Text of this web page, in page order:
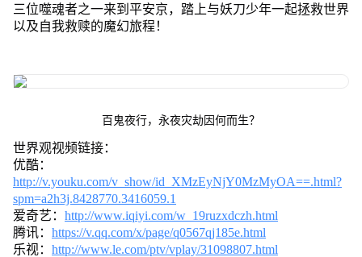
三位噬魂者之一来到平安京，踏上与妖刀少年一起拯救世界
以及自我救赎的魔幻旅程！
百鬼夜行，永夜灾劫因何而生？
世界观视频链接：
优酷：
http://v.youku.com/v_show/id_XMzEyNjY0MzMyOA==.html?
spm=a2h3j.8428770.3416059.1
爱奇艺： http://www.iqiyi.com/w_19ruzxdczh.html
腾讯： https://v.qq.com/x/page/q0567qj185e.html
乐视： http://www.le.com/ptv/vplay/31098807.html